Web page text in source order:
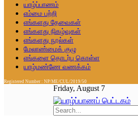
யாழ்ப்பாணம்
எம்மை பற்றி
எங்களது தேவைகள்
எங்களது நிகழ்வுகள்
எங்களது நூல்கள்
மேலாண்மைக் குழு
எங்களை தொடர்பு கொள்ள
யாழ்மண்ணே வணக்கம்
Registered Number : NP/ME/CUL/2019/50
Friday, August 7